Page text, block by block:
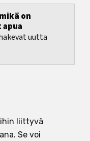
on
uutta
liittyvä
Se voi